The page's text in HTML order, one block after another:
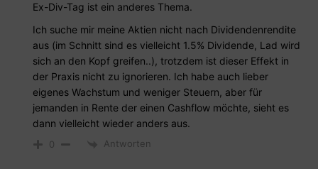
Ex-Div-Tag ist ein anderes Thema.
Ich suche mir meine Aktien nicht nach Dividendenrendite
aus (im Schnitt sind es vielleicht 1.5% Dividende, Lad wird
sich an den Kopf greifen..), trotzdem ist dieser Effekt in
der Praxis nicht zu ignorieren. Ich habe auch lieber
eigenes Wachstum und weniger Steuern, aber für
jemanden in Rente der einen Cashflow möchte, sieht es
dann vielleicht wieder anders aus.
0 Antworten